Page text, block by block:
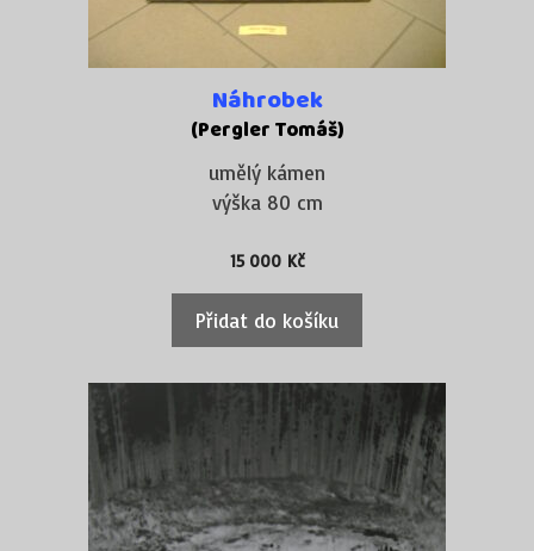
Náhrobek
(Pergler Tomáš)
umělý kámen
výška 80 cm
15 000 Kč
Přidat do košíku